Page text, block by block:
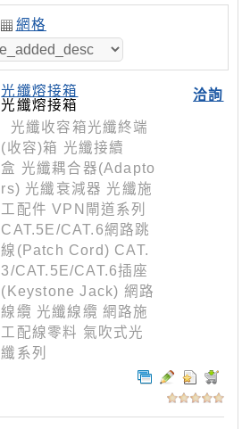
網格
洽詢
光纖熔接箱
光纖熔接箱
光纖收容箱光纖終端
(收容)箱 光纖接續
盒 光纖耦合器(Adapto
rs) 光纖衰減器 光纖施
工配件 VPN閘道系列
CAT.5E/CAT.6網路跳
線(Patch Cord) CAT.
3/CAT.5E/CAT.6插座
(Keystone Jack) 網路
線纜 光纖線纜 網路施
工配線零料 氣吹式光
纖系列